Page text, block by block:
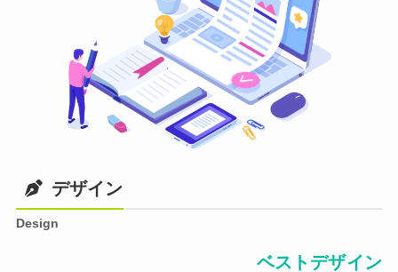
デザイン
Design
ベストデザイン